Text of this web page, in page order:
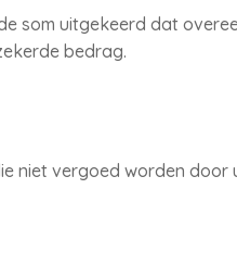
som uitgekeerd dat
bedrag.
niet vergoed worden door